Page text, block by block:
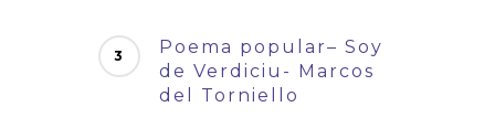
Poema popular– Soy
de Verdiciu- Marcos
del Torniello